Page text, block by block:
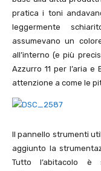
pratica i toni
leggermente
assumevano un
all’interno (e più
Azzurro 11 per l’aria
attenzione a come le
Il pannello strumenti
aggiunto la
Tutto l’abitacolo è